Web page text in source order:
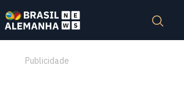
Publicidade